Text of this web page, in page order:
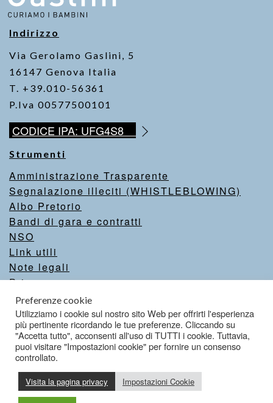
Indirizzo
Via Gerolamo Gaslini, 5
16147 Genova Italia
T. +39.010-56361
P.Iva 00577500101
CODICE IPA: UFG4S8
Strumenti
Amministrazione Trasparente
Segnalazione illeciti (WHISTLEBLOWING)
Albo Pretorio
Bandi di gara e contratti
NSO
Link utili
Note legali
Privacy
Intranet
Valutazione del sito
Dichiarazione di accessibilità
Preferenze cookie
Utilizziamo i cookie sul nostro sito Web per offrirti l'esperienza
più pertinente ricordando le tue preferenze. Cliccando su
"Accetta tutto", acconsenti all'uso di TUTTI i cookie. Tuttavia,
puoi visitare "Impostazioni cookie" per fornire un consenso
controllato.
Visita la pagina privacy Impostazioni Cookie